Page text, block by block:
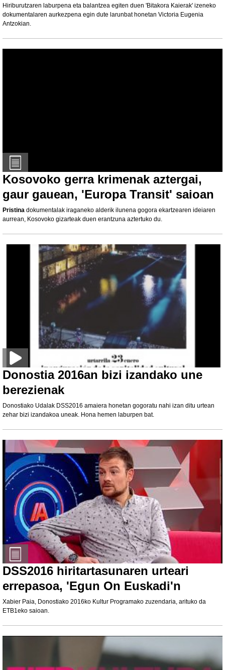
Hiriburutzaren laburpena eta balantzea egiten duen 'Bitakora Kaierak' izeneko
dokumentalaren aurkezpena egin dute larunbat honetan Victoria Eugenia
Antzokian.
Kosovoko gerra krimenak aztergai,
gaur gauean, 'Europa Transit' saioan
Pristina dokumentalak iraganeko alderik ilunena gogora ekartzearen ideiaren
aurrean, Kosovoko gizarteak duen erantzuna aztertuko du.
Donostia 2016an bizi izandako une
berezienak
Donostiako Udalak DSS2016 amaiera honetan gogoratu nahi izan ditu urtean
zehar bizi izandakoa uneak. Hona hemen laburpen bat.
DSS2016 hiritartasunaren urteari
errepasoa, 'Egun On Euskadi'n
Xabier Paia, Donostiako 2016ko Kultur Programako zuzendaria, arituko da
ETB1eko saioan.